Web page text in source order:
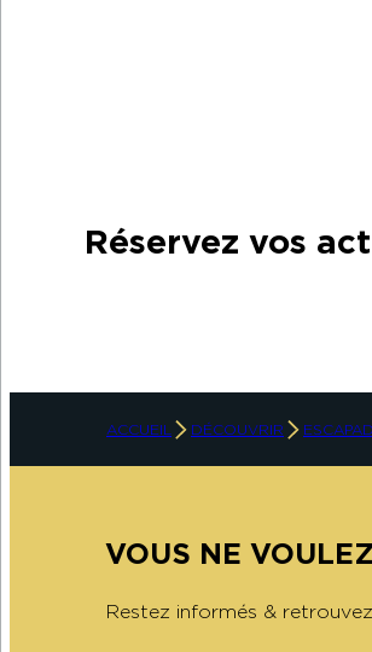
Réservez vos
ACCUEIL DÉCOUVRIR
VOUS NE
Restez informés &